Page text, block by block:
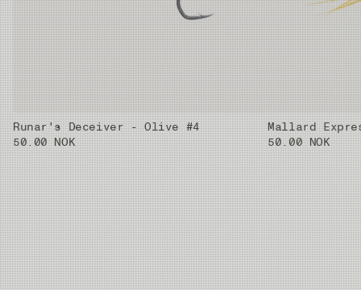
Runar's Deceiver - Olive #4
50.00 NOK
Mallard
50.00 NOK